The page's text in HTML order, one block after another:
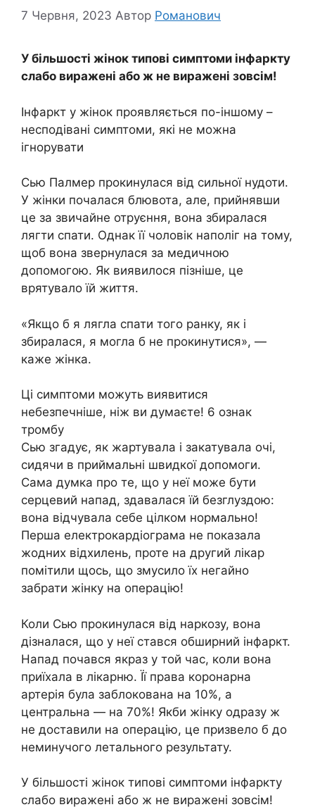
7 Червня, 2023 Автор Романович
У більшості жінок типові симптоми інфаркту
слабо виражені або ж не виражені зовсім!
Інфаркт у жінок проявляється по-іншому –
несподівані симптоми, які не можна
ігнорувати
Сью Палмер прокинулася від сильної нудоти.
У жінки почалася блювота, але, прийнявши
це за звичайне отруєння, вона збиралася
лягти спати. Однак її чоловік наполіг на тому,
щоб вона звернулася за медичною
допомогою. Як виявилося пізніше, це
врятувало їй життя.
«Якщо б я лягла спати того ранку, як і
збиралася, я могла б не прокинутися», —
каже жінка.
Ці симптоми можуть виявитися
небезпечніше, ніж ви думаєте! 6 ознак
тромбу
Сью згадує, як жартувала і закатувала очі,
сидячи в приймальні швидкої допомоги.
Сама думка про те, що у неї може бути
серцевий напад, здавалася їй безглуздою:
вона відчувала себе цілком нормально!
Перша електрокардіограма не показала
жодних відхилень, проте на другий лікар
помітили щось, що змусило їх негайно
забрати жінку на операцію!
Коли Сью прокинулася від наркозу, вона
дізналася, що у неї стався обширний інфаркт.
Напад почався якраз у той час, коли вона
приїхала в лікарню. Її права коронарна
артерія була заблокована на 10%, а
центральна — на 70%! Якби жінку одразу ж
не доставили на операцію, це призвело б до
неминучого летального результату.
У більшості жінок типові симптоми інфаркту
слабо виражені або ж не виражені зовсім!